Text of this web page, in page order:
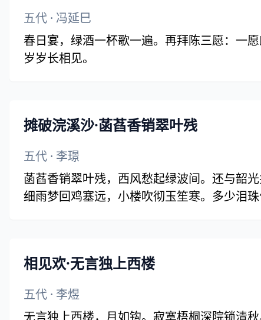
五代 · 冯延巳
春日宴，绿酒一杯歌一遍。再拜陈三愿：一
岁岁长相见。
摊破浣溪沙·菡萏香销翠叶残
五代 · 李璟
菡萏香销翠叶残，西风愁起绿波间。还与韶光
细雨梦回鸡塞远，小楼吹彻玉笙寒。多少泪
相见欢·无言独上西楼
五代 · 李煜
无言独上西楼，月如钩。寂寞梧桐深院锁清秋